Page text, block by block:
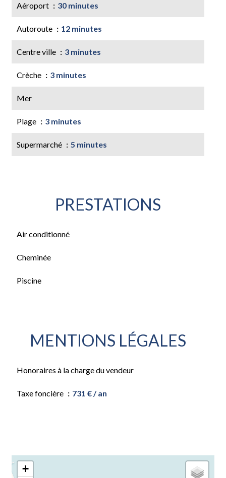
Aéroport 30 minutes
Autoroute 12 minutes
Centre ville 3 minutes
Crèche 3 minutes
Mer
Plage 3 minutes
Supermarché 5 minutes
PRESTATIONS
Air conditionné
Cheminée
Piscine
MENTIONS LÉGALES
Honoraires à la charge du vendeur
Taxe foncière 731 € / an
+